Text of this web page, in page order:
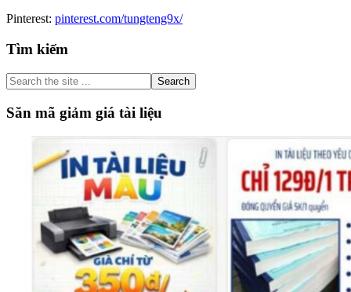
Pinterest: pinterest.com/tungteng9x/
Primary
Sidebar
Tìm kiếm
Search
the
site
...
Săn mã giảm giá tài liệu